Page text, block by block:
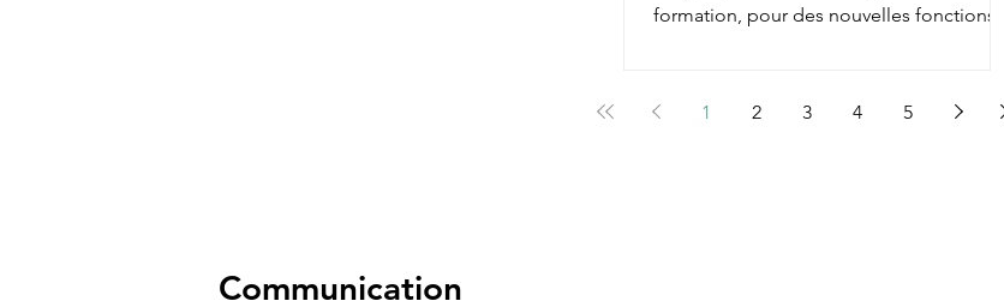
formation, pour des nouvelles fonctions,
1 2 3 4 5
Communication